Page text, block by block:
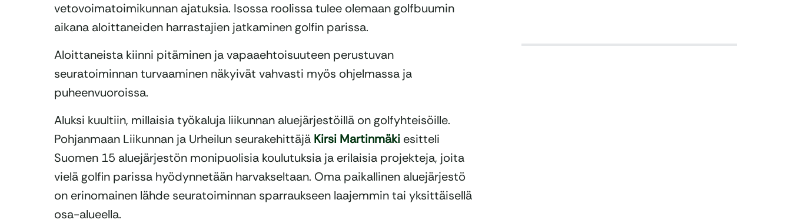
vetovoimatoimikunnan ajatuksia. Isossa roolissa tulee olemaan golfbuumin
aikana aloittaneiden harrastajien jatkaminen golfin parissa.
Aloittaneista kiinni pitäminen ja vapaaehtoisuuteen perustuvan
seuratoiminnan turvaaminen näkyivät vahvasti myös ohjelmassa ja
puheenvuoroissa.
Aluksi kuultiin, millaisia työkaluja liikunnan aluejärjestöillä on golfyhteisöille.
Pohjanmaan Liikunnan ja Urheilun seurakehittäjä Kirsi Martinmäki esitteli
Suomen 15 aluejärjestön monipuolisia koulutuksia ja erilaisia projekteja, joita
vielä golfin parissa hyödynnetään harvakseltaan. Oma paikallinen aluejärjestö
on erinomainen lähde seuratoiminnan sparraukseen laajemmin tai yksittäisellä
osa-alueella.